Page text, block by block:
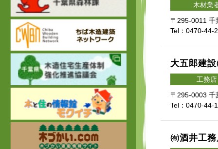
木材業
〒295-0011 千
Tel：0470-
大五郎建
工務店
〒295-0003 千
Tel：0470-
㈲酒井工